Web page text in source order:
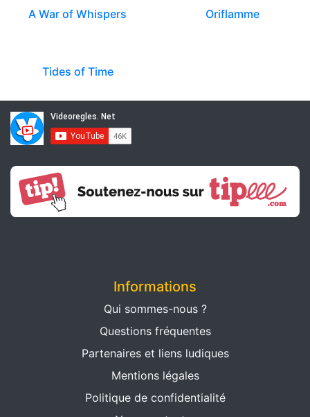
A War of Whispers Oriflamme
Tides of Time
Informations
Qui sommes-nous ?
Questions fréquentes
Partenaires et liens ludiques
Mentions légales
Politique de confidentialité